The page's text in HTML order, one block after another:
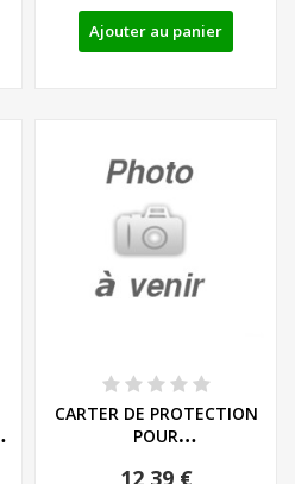
Ajouter au panier
CARTER DE PROTECTION
POUR
12,39 €